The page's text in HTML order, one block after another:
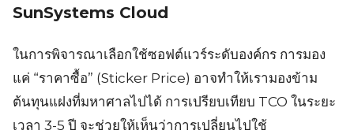
SunSystems Cloud
ในการพิจารณาเลือกใช้ซอฟต์แวร์ระดับองค์กร การมอง
แค่ “ราคาซื้อ” (Sticker Price) อาจทำให้เรามองข้าม
ต้นทุนแฝงที่มหาศาลไปได้ การเปรียบเทียบ TCO ในระยะ
เวลา 3-5 ปี จะช่วยให้เห็นว่าการเปลี่ยนไปใช้